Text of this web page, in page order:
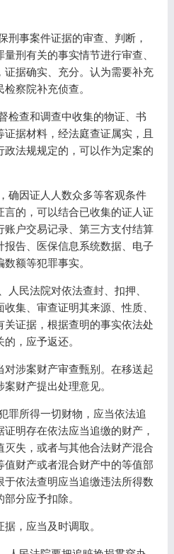
刑事案件证据的审查、判断，
刑有关的事实情节进行审查、
证据确实、充分。认为需要补充
察院补充侦查。
检查和调查中收集的物证、书
据材料，经法庭查证属实，且
法规规定的，可以作为定案的
确因证人人数众多等客观条件
言的，可以结合已收集的证人证
账户交易记录、第三方支付结算
报告、医保信息系统数据、电子
额等犯罪事实。
人民法院对依法查封、扣押、
集、审查证明其来源、性质、
关证据，根据查明的事实依法处
，应予返还。
涉案财产审查甄别。在移送起
财产提出处理意见。
罪所得一切财物，应当依法追
明存在依法应当追缴的财产，
失，或者与其他合法财产混合
值财产或者混合财产中的等值部
依法查明应当追缴违法所得数
分应予扣除。
，应当及时调取。